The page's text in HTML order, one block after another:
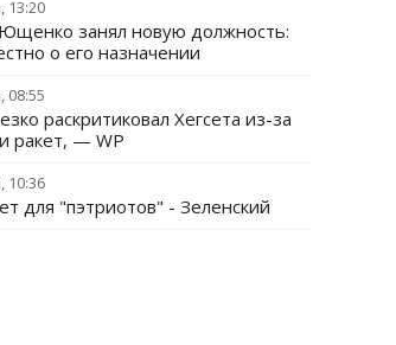
13:20
занял новую должность:
о его назначении
08:55
раскритиковал Хегсета из-за
ракет, — WP
10:36
для "пэтриотов" - Зеленский